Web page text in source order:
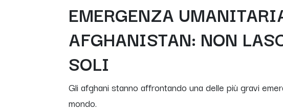
EMERGENZA
AFGHANISTAN: NON
SOLI
Gli afghani stanno affrontando una delle più gravi
mondo.